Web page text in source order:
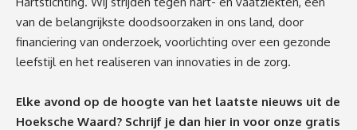
van de belangrijkste doodsoorzaken in ons land, door
financiering van onderzoek, voorlichting over een gezonde
leefstijl en het realiseren van innovaties in de zorg.
Elke avond op de hoogte van het laatste nieuws uit de
Hoeksche Waard? Schrijf je dan hier in voor onze gratis